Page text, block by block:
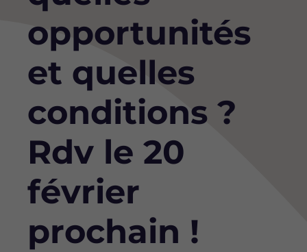
opportunités
et quelles
conditions ?
Rdv le 20
février
prochain !